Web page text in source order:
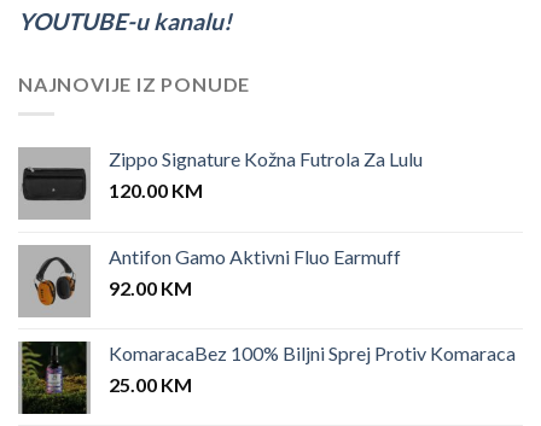
YOUTUBE-u kanalu!
NAJNOVIJE IZ PONUDE
Zippo Signature Kožna Futrola Za Lulu
120.00 KM
Antifon Gamo Aktivni Fluo Earmuff
92.00 KM
KomaracaBez 100% Biljni Sprej Protiv Komaraca
25.00 KM